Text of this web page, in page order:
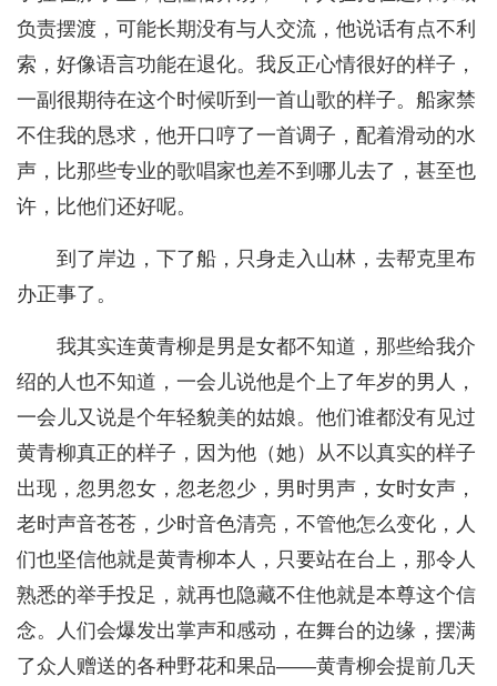
负责摆渡，可能长期没有与人交流，他说话有点不利
索，好像语言功能在退化。我反正心情很好的样子，
一副很期待在这个时候听到一首山歌的样子。船家禁
不住我的恳求，他开口哼了一首调子，配着滑动的水
声，比那些专业的歌唱家也差不到哪儿去了，甚至也
许，比他们还好呢。
到了岸边，下了船，只身走入山林，去帮克里布
办正事了。
我其实连黄青柳是男是女都不知道，那些给我介
绍的人也不知道，一会儿说他是个上了年岁的男人，
一会儿又说是个年轻貌美的姑娘。他们谁都没有见过
黄青柳真正的样子，因为他（她）从不以真实的样子
出现，忽男忽女，忽老忽少，男时男声，女时女声，
老时声音苍苍，少时音色清亮，不管他怎么变化，人
们也坚信他就是黄青柳本人，只要站在台上，那令人
熟悉的举手投足，就再也隐藏不住他就是本尊这个信
念。人们会爆发出掌声和感动，在舞台的边缘，摆满
了众人赠送的各种野花和果品——黄青柳会提前几天